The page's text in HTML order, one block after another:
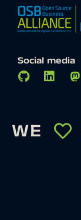
Social media
WE